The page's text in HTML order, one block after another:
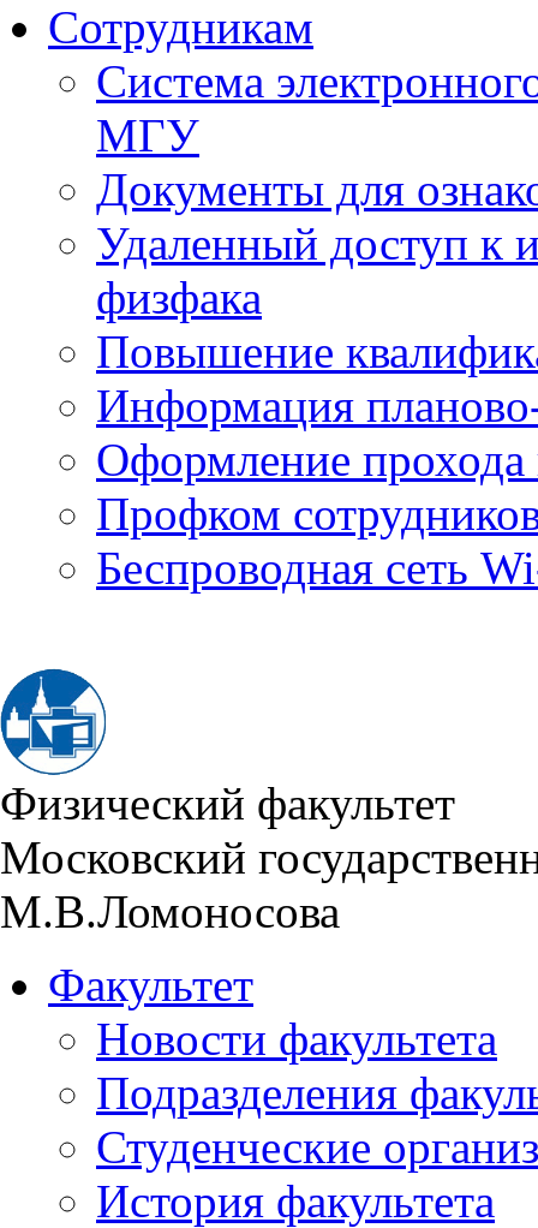
Сотрудникам
Система
МГУ
Документы для
Удаленный доступ к
физфака
Повышение
Информация
Оформление прохода
Профком
Беспроводная сеть
Физический факультет
Московский
М.В.Ломоносова
Факультет
Новости факультета
Подразделения
Студенческие
История факультета